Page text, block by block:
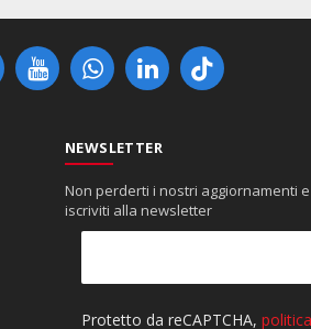
NEWSLETTER
Non perderti i nostri aggiornamenti
iscriviti alla newsletter